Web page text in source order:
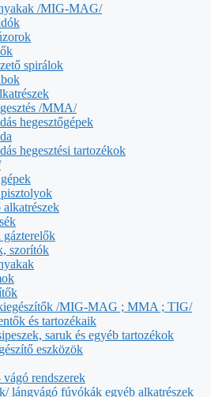
/MIG-MAG/
spirálok
/MMA/
hegesztőgépek
hegesztési tartozékok
gázterelők
szorítók
/MIG-MAG ; MMA ; TIG/
és tartozékaik
saruk és egyéb tartozékok
eszközök
rendszerek
lángvágó fúvókák egyéb alkatrészek